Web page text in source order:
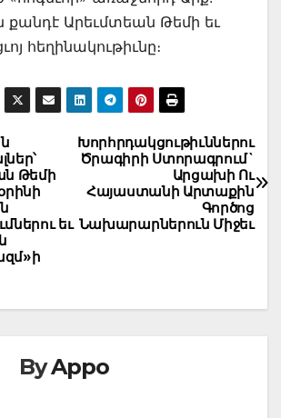
քանդէ Արեւմտեան Թեմի եւ
հեղինակութիւնը։
Խորհրդակցութիւններու
Ծրագիրի Ստորագրում`
Արցախի Ու
Հայաստանի Արտաքին
Գործոց
Նախարարներուն Միջեւ
Թեմի
եւ
ByAppo